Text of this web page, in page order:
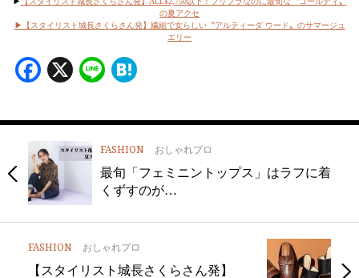
の夏アクセ
▶︎【スタイリスト城長さくらさん発】繊細で女らしい〝アルティーダ ウード〟のサマージュ
エリー
Facebook
X Line
FASHION おしゃれプロ
最旬「フェミニントップス」はラフに着
くずすのが…
FASHION おしゃれプロ
【スタイリスト城長さくらさん発】